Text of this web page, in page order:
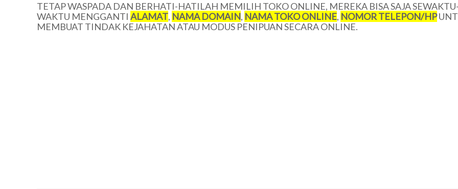
TETAP WASPADA DAN BERHATI-HATILAH MEMILIH TOKO ONLINE, MEREKA BISA SAJA
WAKTU MENGGANTI ALAMAT, NAMA DOMAIN, NAMA TOKO ONLINE, NOMOR TELEPON/HP
MEMBUAT TINDAK KEJAHATAN ATAU MODUS PENIPUAN SECARA ONLINE.